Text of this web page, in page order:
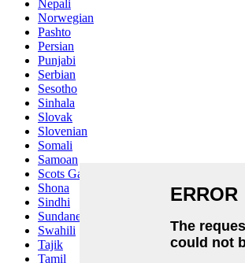
Nepali
Norwegian
Pashto
Persian
Punjabi
Serbian
Sesotho
Sinhala
Slovak
Slovenian
Somali
Samoan
Scots Gaelic
Shona
Sindhi
Sundanese
Swahili
Tajik
Tamil